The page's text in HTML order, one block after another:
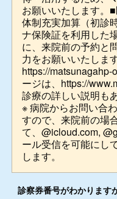
お願いいたします。
体制充実加算（初診
ナ保険証を利用した
に、来院前の予約と
力をお願いいたしま
https://
ージは、https://
診療の詳しい説明も
※ 病院からお問い合
すので、来院前の場
て、@icloud.com,
ール受信を可能にし
します。
診察券番号がわかります